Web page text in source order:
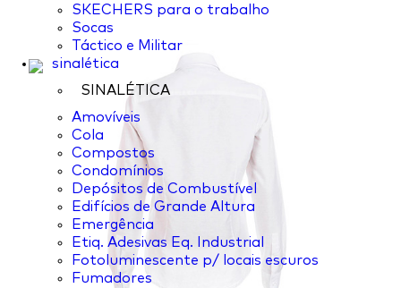
SKECHERS para o trabalho
Socas
Táctico e Militar
sinalética
SINALÉTICA
Amovíveis
Cola
Compostos
Condomínios
Depósitos de Combustível
Edifícios de Grande Altura
Emergência
Etiq. Adesivas Eq. Industrial
Fotoluminescente p/ locais escuros
Fumadores